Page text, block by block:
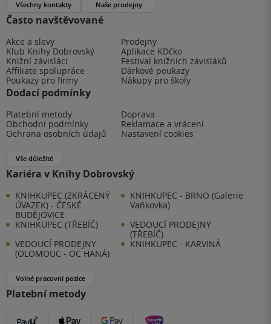
Často navštěvované
Akce a slevy
Prodejny
Klub Knihy Dobrovský
Aplikace KDčko
Knižní závisláci
Festival knižních závisláků
Affiliate spolupráce
Dárkové poukazy
Poukazy pro firmy
Nákupy pro školy
Dodací podmínky
Platební metody
Doprava
Obchodní podmínky
Reklamace a vrácení
Ochrana osobních údajů
Nastavení cookies
Vše důležité
Kariéra v Knihy Dobrovský
KNIHKUPEC (ZKRÁCENÝ
ÚVAZEK) - ČESKÉ
BUDĚJOVICE
KNIHKUPEC - BRNO (Galerie
Vaňkovka)
KNIHKUPEC (TŘEBÍČ)
VEDOUCÍ PRODEJNY
(TŘEBÍČ)
VEDOUCÍ PRODEJNY
(OLOMOUC - OC HANÁ)
KNIHKUPEC - KARVINÁ
Volné pracovní pozice
Platební metody
Všechny kontakty Naše prodejny